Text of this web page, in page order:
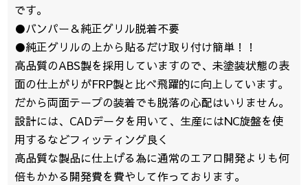
です。
●バンパー＆純正グリル脱着不要
●純正グリルの上から貼るだけ取り付け簡単！！
高品質のABS製を採用していますので、未塗装状態の表
面の仕上がりがFRP製と比べ飛躍的に向上しています。
だから両面テープの装着でも脱落の心配はいりません。
設計には、CADデータを用いて、生産にはNC旋盤を使
用するなどフィッティング良く
高品質な製品に仕上げる為に通常のエアロ開発よりも何
倍もかかる開発費を費やして作っております。